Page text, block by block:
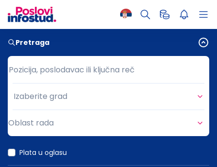
Pretraga
Pozicija, poslodavac ili ključna reč
Pozicija, poslodavac ili ključna reč
Grad
Izaberite grad
Oblast rada
Plata u oglasu